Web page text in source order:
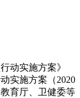
动实施方案》
实施方案（2020
育厅、卫健委等